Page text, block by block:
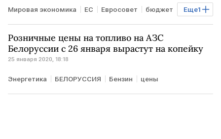
Еще1
Мировая экономика ЕС Евросовет бюджет
саммит
Розничные цены на топливо на АЗС
Белоруссии с 26 января вырастут на копейку
25 января 2020, 18:18
Энергетика БЕЛОРУССИЯ Бензин цены